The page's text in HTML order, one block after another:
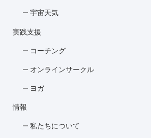
宇宙天気
実践支援
コーチング
オンラインサークル
ヨガ
情報
私たちについて